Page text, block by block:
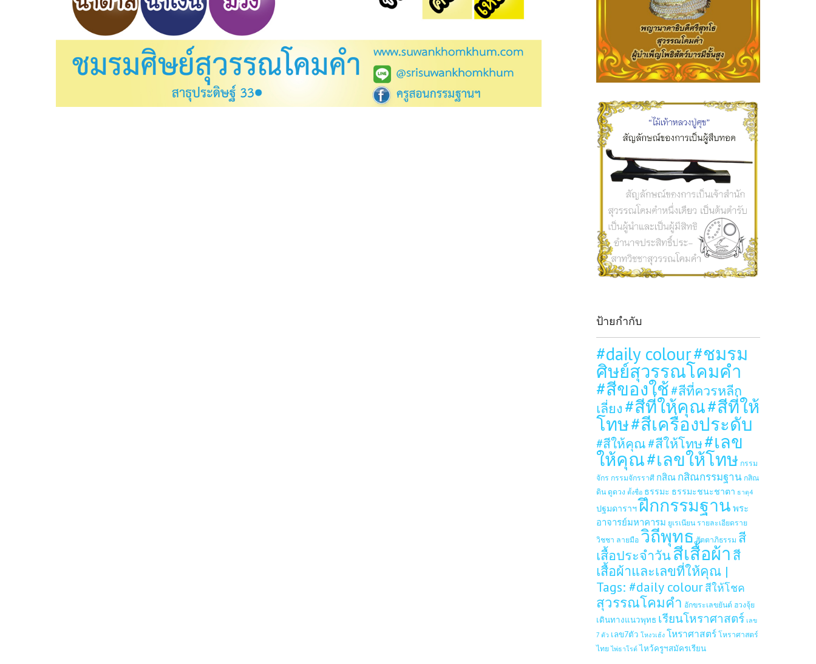
ป้ายกำกับ
#daily colour#ชมรม
ศิษย์สุวรรณโคมคำ
#สีของใช้#สีที่ควรหลีก
เลี่ยง #สีที่ให้คุณ#สีที่ให้
โทษ#สีเครื่องประดับ
#สีให้คุณ#สีให้โทษ#เลข
ให้คุณ#เลขให้โทษ กรรม
จักร กรรมจักรราศี กสิณ กสิณกรรมฐาน กสิณ
ดินดูดวง ตั้งชื่อ ธรรมะ ธรรมะชนะชาตา ธาตุ4
ปฐมดาราฯฝึกกรรมฐาน พระ
อาจารย์มหาคารม ยูเรเนียน รายละเอียดราย
วิชชา ลายมือวิถีพุทธ สัตตาภิธรรม สี
เสื้อประจำวันสีเสื้อผ้า สี
เสื้อผ้าและเลขที่ให้คุณ |
Tags: #daily colourสีให้โชค
สุวรรณโคมคำ อักขระเลขยันต์ ฮวงจุ้ย
เดินทางแนวพุทธ เรียนโหราศาสตร์ เลข
7 ตัว เลข7ตัว โหงวเฮ้ง โหราศาสตร์โหราศาสตร์
ไทย ไพ่ธาโรต์ ไหว้ครูฯสมัครเรียน